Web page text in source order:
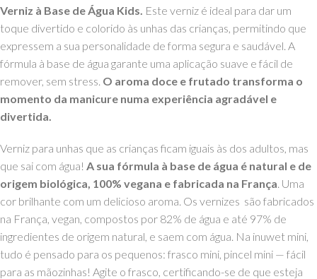
Verniz à Base de Água Kids. Este verniz é ideal para dar um
toque divertido e colorido às unhas das crianças, permitindo que
expressem a sua personalidade de forma segura e saudável. A
fórmula à base de água garante uma aplicação suave e fácil de
remover, sem stress. O aroma doce e frutado transforma o
momento da manicure numa experiência agradável e
divertida.
Verniz para unhas que as crianças ficam iguais às dos adultos, mas
que sai com água! A sua fórmula à base de água é natural e de
origem biológica, 100% vegana e fabricada na França. Uma
cor brilhante com um delicioso aroma. Os vernizes são fabricados
na França, vegan, compostos por 82% de água e até 97% de
ingredientes de origem natural, e saem com água. Na inuwet mini,
tudo é pensado para os pequenos: frasco mini, pincel mini — fácil
para as mãozinhas! Agite o frasco, certificando-se de que esteja